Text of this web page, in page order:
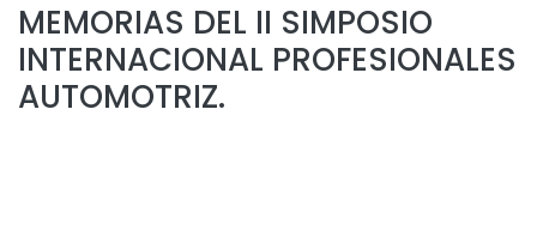
MEMORIAS DEL II SIMPOSIO
INTERNACIONAL PROFESIONALES
AUTOMOTRIZ.